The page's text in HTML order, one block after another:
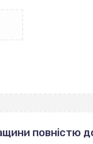
повністю